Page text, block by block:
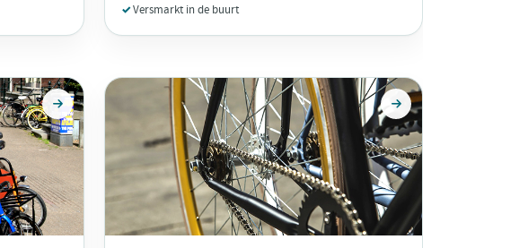
Versmarkt in de buurt